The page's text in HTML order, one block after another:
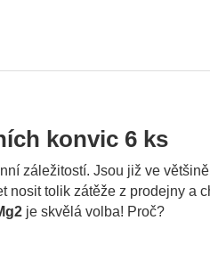
konvic 6 ks
záležitostí. Jsou již ve
nosit tolik zátěže z prodejny a
je skvělá volba! Proč?